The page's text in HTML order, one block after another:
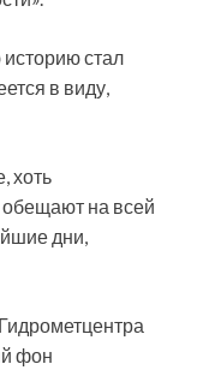
стал
в виду,
хоть
обещают на всей
дни,
фон